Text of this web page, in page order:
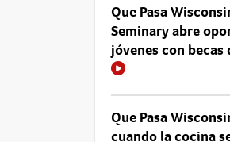
Que Pasa
Seminary abre
jóvenes con becas
Que Pasa
cuando la cocina